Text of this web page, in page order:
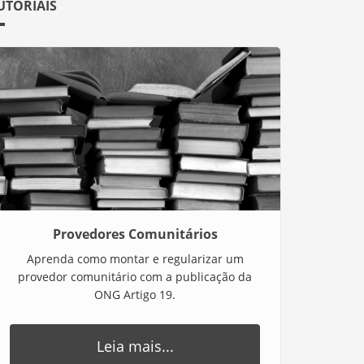
Provedores Comunitários
Aprenda como montar e regularizar um
provedor comunitário com a publicação da
ONG Artigo 19.
Leia mais...